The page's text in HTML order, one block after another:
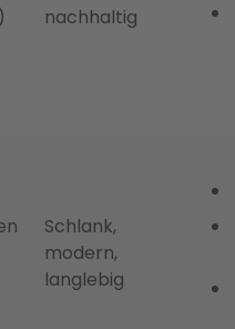
nachhaltig
Schlank,
modern,
langlebig